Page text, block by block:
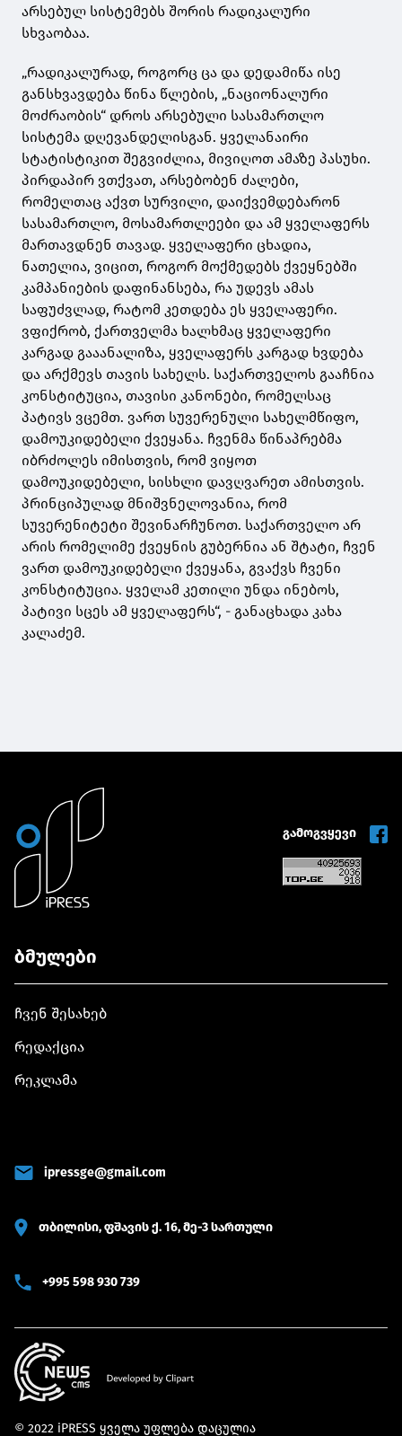
არსებულ სისტემებს შორის რადიკალური
სხვაობაა.
„რადიკალურად, როგორც ცა და დედამიწა ისე
განსხვავდება წინა წლების, „ნაციონალური
მოძრაობის“ დროს არსებული სასამართლო
სისტემა დღევანდელისგან. ყველანაირი
სტატისტიკით შეგვიძლია, მივიღოთ ამაზე პასუხი.
პირდაპირ ვთქვათ, არსებობენ ძალები,
რომელთაც აქვთ სურვილი, დაიქვემდებარონ
სასამართლო, მოსამართლეები და ამ ყველაფერს
მართავდნენ თავად. ყველაფერი ცხადია,
ნათელია, ვიცით, როგორ მოქმედებს ქვეყნებში
კამპანიების დაფინანსება, რა უდევს ამას
საფუძვლად, რატომ კეთდება ეს ყველაფერი.
ვფიქრობ, ქართველმა ხალხმაც ყველაფერი
კარგად გააანალიზა, ყველაფერს კარგად ხვდება
და არქმევს თავის სახელს. საქართველოს გააჩნია
კონსტიტუცია, თავისი კანონები, რომელსაც
პატივს ვცემთ. ვართ სუვერენული სახელმწიფო,
დამოუკიდებელი ქვეყანა. ჩვენმა წინაპრებმა
იბრძოლეს იმისთვის, რომ ვიყოთ
დამოუკიდებელი, სისხლი დავღვარეთ ამისთვის.
პრინციპულად მნიშვნელოვანია, რომ
სუვერენიტეტი შევინარჩუნოთ. საქართველო არ
არის რომელიმე ქვეყნის გუბერნია ან შტატი, ჩვენ
ვართ დამოუკიდებელი ქვეყანა, გვაქვს ჩვენი
კონსტიტუცია. ყველამ კეთილი უნდა ინებოს,
პატივი სცეს ამ ყველაფერს“, - განაცხადა კახა
კალაძემ.
გამოგვყევი
ბმულები
ჩვენ შესახებ
რედაქცია
რეკლამა
ipressge@gmail.com
თბილისი, ფშავის ქ. 16, მე-3 სართული
+995 598 930 739
© 2022 iPRESS ყველა უფლება დაცულია